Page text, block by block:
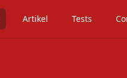
Artikel Tests